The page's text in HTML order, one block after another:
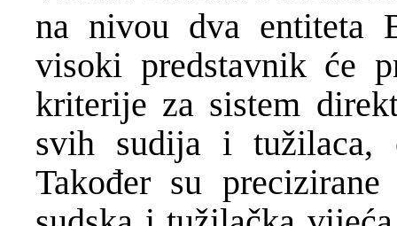
na nivou dva entiteta
visoki predstavnik će
kriterije za sistem
svih sudija i tužilaca,
Također su